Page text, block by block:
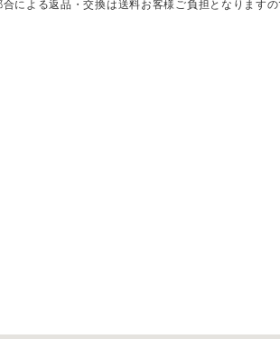
による返品・交換は送料お客様ご負担となります